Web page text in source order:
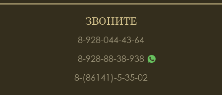
ЗВОНИТЕ
8-928-044-43-64
8-928-88-38-938
8-(86141)-5-35-02